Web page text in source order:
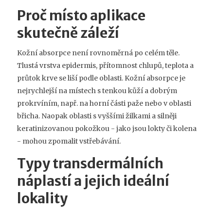
Proč místo aplikace
skutečně záleží
Kožní absorpce není rovnoměrná po celém těle.
Tlustá vrstva epidermis, přítomnost chlupů, teplota a
průtok krve se liší podle oblasti. Kožní absorpceje
nejrychlejší na místech s tenkou kůží a dobrým
prokrvíním, např. na horní části paže nebo v oblasti
břicha. Naopak oblasti s vyššími žilkami a silněji
keratinizovanou pokožkou - jako jsou lokty či kolena
- mohou zpomalit vstřebávání.
Typy transdermálních
náplastí a jejich ideální
lokality